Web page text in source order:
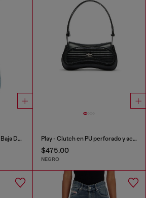
Vaqueros Bootcut Cintura Baja D-Hush Play - Clutch en PU perforado y acolchado
$475.00
NEGRO